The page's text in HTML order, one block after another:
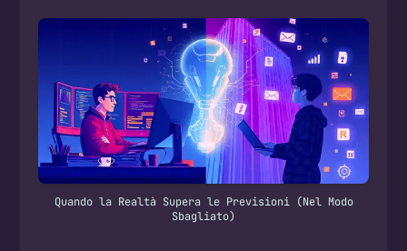
Quando la Realtà Supera le Previsioni (Nel Modo
Sbagliato)